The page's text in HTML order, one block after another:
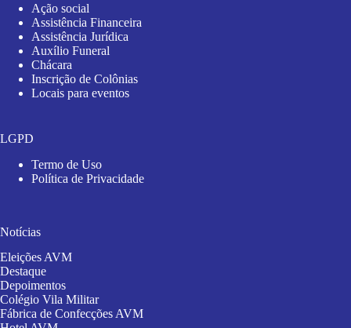
Ação social
Assistência Financeira
Assistência Jurídica
Auxílio Funeral
Chácara
Inscrição de Colônias
Locais para eventos
LGPD
Termo de Uso
Política de Privacidade
Notícias
Eleições AVM
Destaque
Depoimentos
Colégio Vila Militar
Fábrica de Confecções AVM